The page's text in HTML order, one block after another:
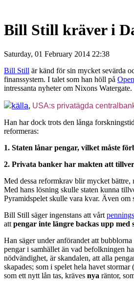
Bill Still kräver i
Saturday, 01 February 2014 22:38
Bill Still är känd för sin mycket sevärda
finanssystem. I talet som han höll på
intressanta nyheter om Nixons Watergate.
källa, USA:s privatägda
Han har dock trots den långa
reformeras:
1. Staten lånar pengar, vilket måste
2. Privata banker har makten att
Med dessa reformkrav blir mycket bättre,
Med hans lösning skulle staten kunna
Pyramidspelet skulle vara kvar. Även om
Bill Still säger ingenstans att vårt
att pengar inte längre backas upp med
Han säger under anförandet att
pengar i samhället än vad befolkningen
nödvändighet, är skandalen, att alla
skapades; som i spelet hela havet
som ett nytt lån tas, kräves nya räntor,